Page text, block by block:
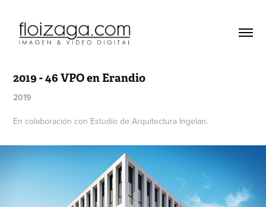
2019 - 46 VPO en Erandio
2019
En colaboración con Estudio de Arquitectura Ingelan.